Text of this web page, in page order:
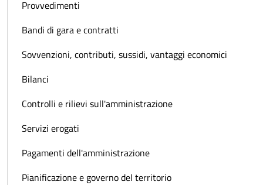
Provvedimenti
Bandi di gara e contratti
Sovvenzioni, contributi, sussidi, vantaggi economici
Bilanci
Controlli e rilievi sull'amministrazione
Servizi erogati
Pagamenti dell'amministrazione
Pianificazione e governo del territorio